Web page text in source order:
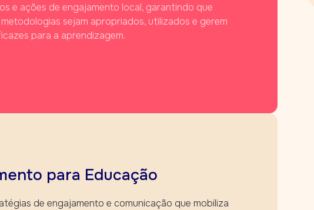
e ações de engajamento local, garantindo que
sejam apropriados, utilizados e gerem
para a aprendizagem.
para Educação
de engajamento e comunicação que mobiliza